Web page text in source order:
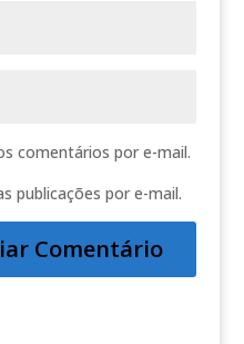
comentários por e-mail.
publicações por e-mail.